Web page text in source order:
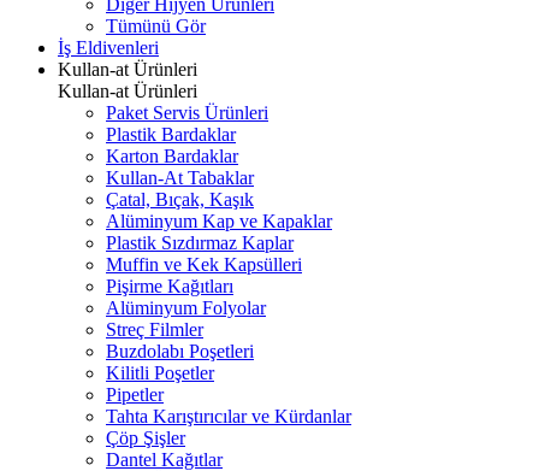
Diğer Hijyen Ürünleri
Tümünü Gör
İş Eldivenleri
Kullan-at Ürünleri
Kullan-at Ürünleri
Paket Servis Ürünleri
Plastik Bardaklar
Karton Bardaklar
Kullan-At Tabaklar
Çatal, Bıçak, Kaşık
Alüminyum Kap ve Kapaklar
Plastik Sızdırmaz Kaplar
Muffin ve Kek Kapsülleri
Pişirme Kağıtları
Alüminyum Folyolar
Streç Filmler
Buzdolabı Poşetleri
Kilitli Poşetler
Pipetler
Tahta Karıştırıcılar ve Kürdanlar
Çöp Şişler
Dantel Kağıtlar